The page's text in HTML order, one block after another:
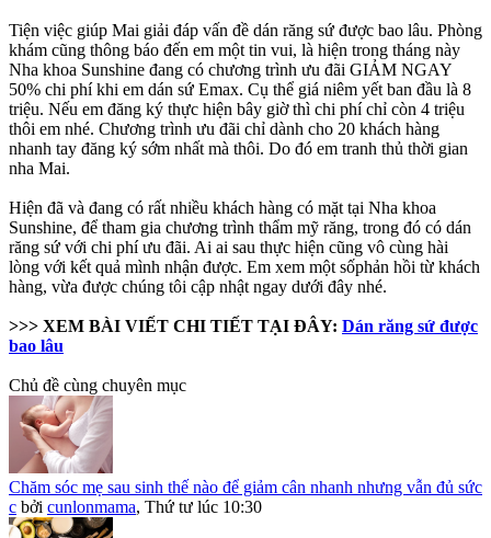
Tiện việc giúp Mai giải đáp vấn đề dán răng sứ được bao lâu. Phòng
khám cũng thông báo đến em một tin vui, là hiện trong tháng này
Nha khoa Sunshine đang có chương trình ưu đãi GIẢM NGAY
50% chi phí khi em dán sứ Emax. Cụ thể giá niêm yết ban đầu là 8
triệu. Nếu em đăng ký thực hiện bây giờ thì chi phí chỉ còn 4 triệu
thôi em nhé. Chương trình ưu đãi chỉ dành cho 20 khách hàng
nhanh tay đăng ký sớm nhất mà thôi. Do đó em tranh thủ thời gian
nha Mai.
Hiện đã và đang có rất nhiều khách hàng có mặt tại Nha khoa
Sunshine, để tham gia chương trình thẩm mỹ răng, trong đó có dán
răng sứ với chi phí ưu đãi. Ai ai sau thực hiện cũng vô cùng hài
lòng với kết quả mình nhận được. Em xem một sốphản hồi từ khách
hàng, vừa được chúng tôi cập nhật ngay dưới đây nhé.
>>> XEM BÀI VIẾT CHI TIẾT TẠI ĐÂY: Dán răng sứ được
bao lâu
Chủ đề cùng chuyên mục
Chăm sóc mẹ sau sinh thế nào để giảm cân nhanh nhưng vẫn đủ sức
c bởi cunlonmama, Thứ tư lúc 10:30